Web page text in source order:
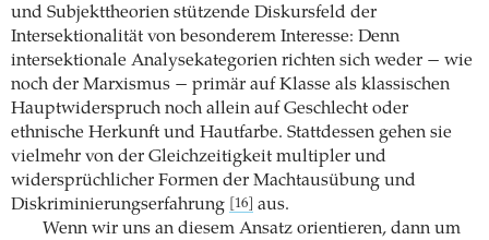
und Subjekttheorien stützende Diskursfeld der
Intersektionalität von besonderem Interesse: Denn
intersektionale Analysekategorien richten sich weder − wie
noch der Marxismus − primär auf Klasse als klassischen
Hauptwiderspruch noch allein auf Geschlecht oder
ethnische Herkunft und Hautfarbe. Stattdessen gehen sie
vielmehr von der Gleichzeitigkeit multipler und
widersprüchlicher Formen der Machtausübung und
Diskriminierungserfahrung
[16]
aus.
Wenn wir uns an diesem Ansatz orientieren, dann um